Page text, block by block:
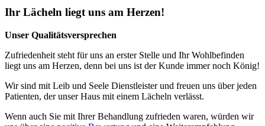
Ihr Lächeln liegt uns am Herzen!
Unser Qualitätsversprechen
Zufriedenheit steht für uns an erster Stelle und Ihr Wohlbefinden
liegt uns am Herzen, denn bei uns ist der Kunde immer noch König!
Wir sind mit Leib und Seele Dienstleister und freuen uns über jeden
Patienten, der unser Haus mit einem Lächeln verlässt.
Wenn auch Sie mit Ihrer Behandlung zufrieden waren, würden wir